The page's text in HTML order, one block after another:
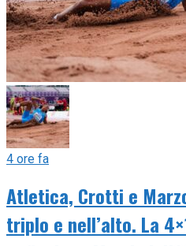
4 ore fa
Atletica, Crotti e
triplo e nell’alto. La